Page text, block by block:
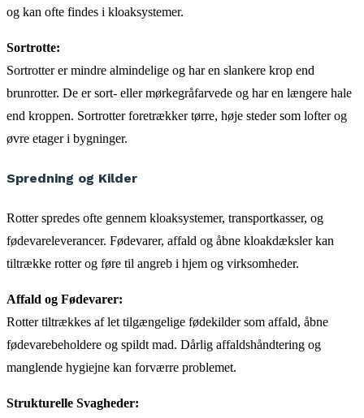
og kan ofte findes i kloaksystemer.
Sortrotte:
Sortrotter er mindre almindelige og har en slankere krop end
brunrotter. De er sort- eller mørkegråfarvede og har en længere hale
end kroppen. Sortrotter foretrækker tørre, høje steder som lofter og
øvre etager i bygninger.
Spredning og Kilder
Rotter spredes ofte gennem kloaksystemer, transportkasser, og
fødevareleverancer. Fødevarer, affald og åbne kloakdæksler kan
tiltrække rotter og føre til angreb i hjem og virksomheder.
Affald og Fødevarer:
Rotter tiltrækkes af let tilgængelige fødekilder som affald, åbne
fødevarebeholdere og spildt mad. Dårlig affaldshåndtering og
manglende hygiejne kan forværre problemet.
Strukturelle Svagheder: